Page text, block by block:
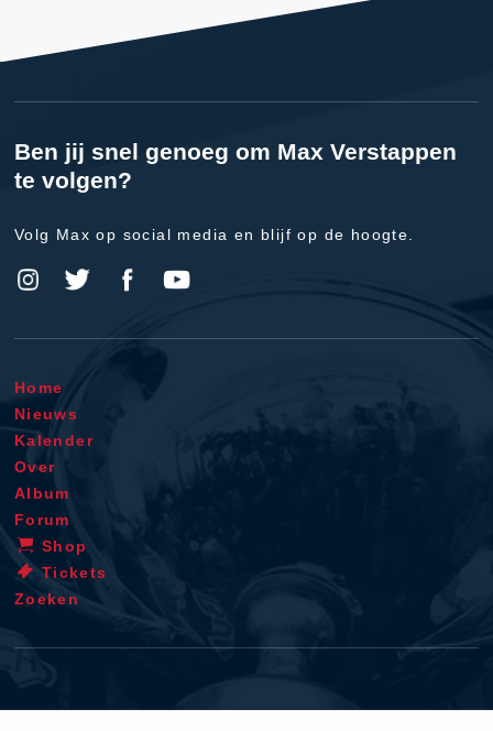
Ben jij snel genoeg om Max Verstappen
te volgen?
Volg Max op social media en blijf op de hoogte.
Home
Nieuws
Kalender
Over
Album
Forum
Shop
Tickets
Zoeken